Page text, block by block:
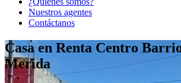
Nuestros agentes
Contáctanos
Casa en Renta Centro
Merida